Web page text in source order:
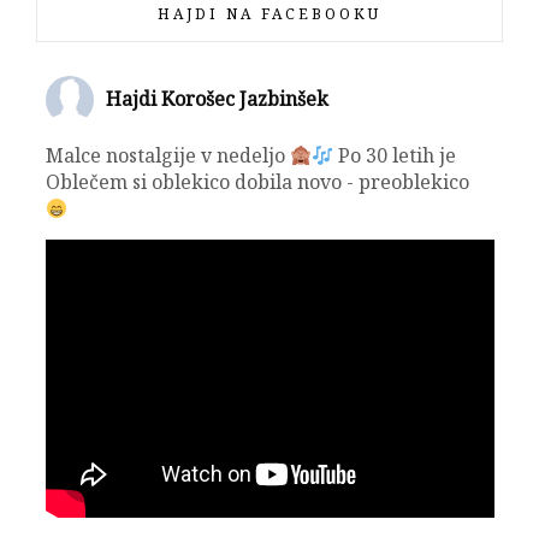
HAJDI NA FACEBOOKU
Hajdi Korošec Jazbinšek
Malce nostalgije v nedeljo
Po 30 letih je
Oblečem si oblekico dobila novo - preoblekico